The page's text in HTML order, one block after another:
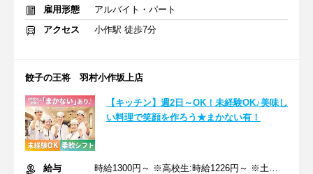
雇用形態
アルバイト・パート
アクセス
小作駅 徒歩7分
餃子の王将 羽村小作坂上店
【キッチン】週2日～OK！未経験OK♪美味し
い料理で笑顔を作ろう★まかない有！
給与
時給1300円～ ※高校生:時給1226円～ ※土日祝+50円